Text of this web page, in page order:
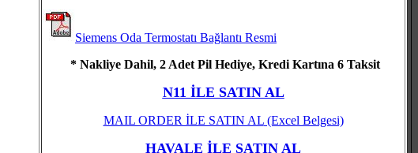
Siemens Oda Termostatı Bağlantı Resmi
* Nakliye Dahil, 2 Adet Pil Hediye, Kredi Kartına 6 Taksit
N11 İLE SATIN AL
MAIL ORDER İLE SATIN AL(Excel Belgesi)
HAVALE İLE SATIN AL